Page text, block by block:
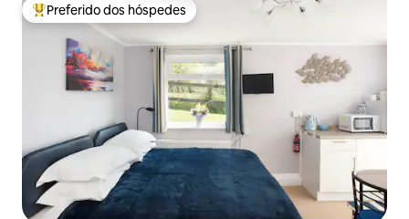
Entre os melhores preferidos dos hóspedes
Preferido dos hóspedes